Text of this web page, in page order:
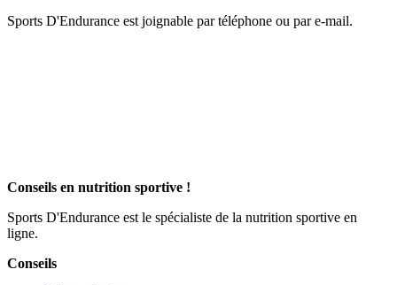
Sports D'Endurance est joignable par téléphone ou par e-mail.
Conseils en nutrition sportive !
Sports D'Endurance est le spécialiste de la nutrition sportive en
ligne.
Conseils